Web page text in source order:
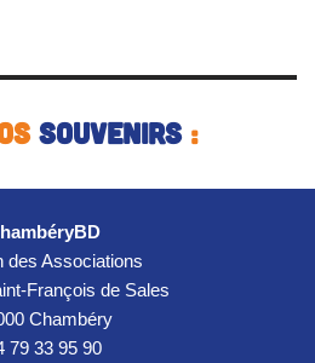
souvenirs :
des Associations
François de Sales
Chambéry
79 33 95 90